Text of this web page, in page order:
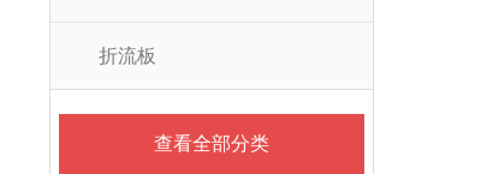
折流板
查看全部分类